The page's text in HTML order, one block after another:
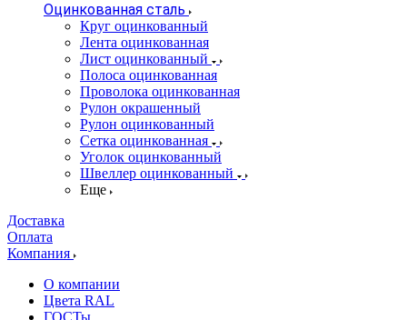
Оцинкованная сталь
Круг оцинкованный
Лента оцинкованная
Лист оцинкованный
Полоса оцинкованная
Проволока оцинкованная
Рулон окрашенный
Рулон оцинкованный
Сетка оцинкованная
Уголок оцинкованный
Швеллер оцинкованный
Еще
Доставка
Оплата
Компания
О компании
Цвета RAL
ГОСТы